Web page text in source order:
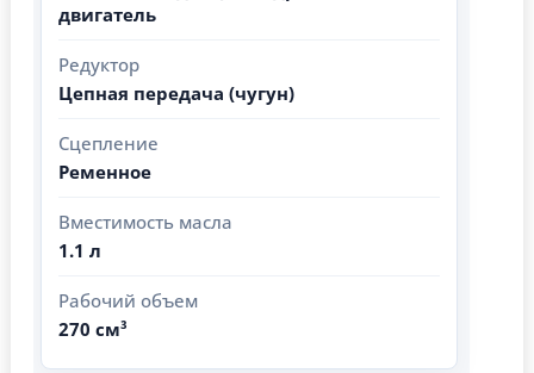
двигатель
Редуктор
Цепная передача (чугун)
Сцепление
Ременное
Вместимость масла
1.1 л
Рабочий объем
270 см³